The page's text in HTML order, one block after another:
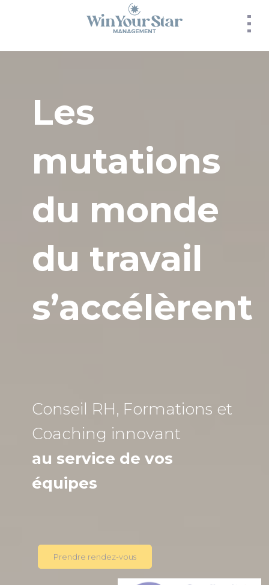
Les
mutations
du monde
du travail
s’accélèrent
Conseil RH, Formations et
Coaching innovant
au service de vos
équipes
Prendre rendez-vous